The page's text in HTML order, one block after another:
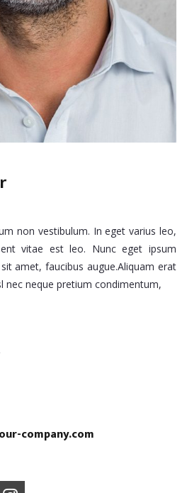
non vestibulum. In eget varius leo,
vitae est leo. Nunc eget ipsum
amet, faucibus augue.Aliquam erat
nec neque pretium condimentum,
company.com